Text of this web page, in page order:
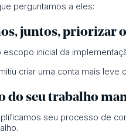
perguntamos a eles:
juntos, priorizar
escopo inicial da
criar uma conta mais leve
do seu trabalho
seu processo de